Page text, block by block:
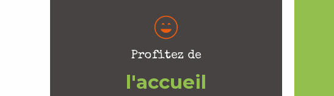
Profitez de
l'accueil